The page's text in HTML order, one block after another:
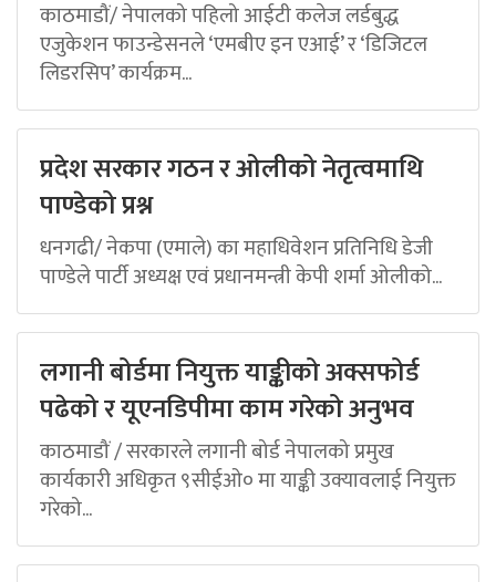
काठमाडौं/ नेपालको पहिलो आईटी कलेज लर्डबुद्ध
एजुकेशन फाउन्डेसनले ‘एमबीए इन एआई’ र ‘डिजिटल
लिडरसिप’ कार्यक्रम...
प्रदेश सरकार गठन र ओलीको नेतृत्वमाथि
पाण्डेको प्रश्न
धनगढी/ नेकपा (एमाले) का महाधिवेशन प्रतिनिधि डेजी
पाण्डेले पार्टी अध्यक्ष एवं प्रधानमन्त्री केपी शर्मा ओलीको...
लगानी बोर्डमा नियुक्त याङ्कीको अक्सफोर्ड
पढेको र यूएनडिपीमा काम गरेको अनुभव
काठमाडौं / सरकारले लगानी बोर्ड नेपालको प्रमुख
कार्यकारी अधिकृत ९सीईओ० मा याङ्की उक्यावलाई नियुक्त
गरेको...